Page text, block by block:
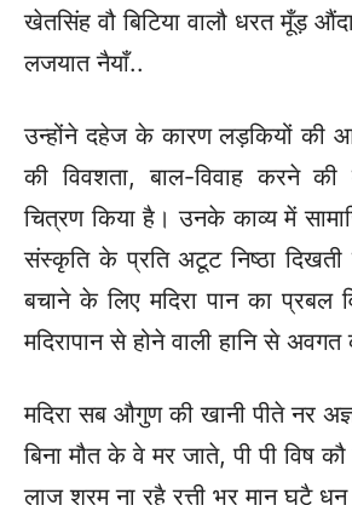
खेतसिंह वौ बिटिया वालौ धरत मूँड़
लजयात नैयाँ..
उन्होंने दहेज के कारण लड़कियों की
की विवशता, बाल-विवाह करने की
चित्रण किया है। उनके काव्य में
संस्कृति के प्रति अटूट निष्ठा दिखती
बचाने के लिए मदिरा पान का प्रबल
मदिरापान से होने वाली हानि से
मदिरा सब औगुण की खानी पीते नर
बिना मौत के वे मर जाते, पी पी विष कौ
लाज शरम ना रहै रत्ती भर मान घटै धन